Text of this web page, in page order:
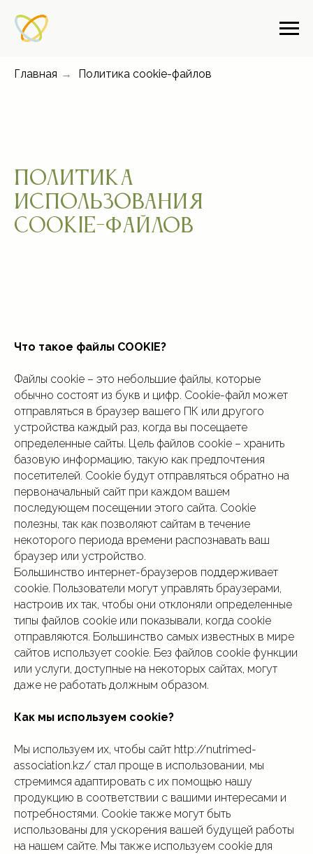
Главная → Политика cookie-файлов
Политика
использования
cookie-файлов
Что такое файлы COOKIE?
Файлы cookie – это небольшие файлы, которые
обычно состоят из букв и цифр. Cookie-файл может
отправляться в браузер вашего ПК или другого
устройства каждый раз, когда вы посещаете
определенные сайты. Цель файлов cookie – хранить
базовую информацию, такую как предпочтения
посетителей. Cookie будут отправляться обратно на
первоначальный сайт при каждом вашем
последующем посещении этого сайта. Cookie
полезны, так как позволяют сайтам в течение
некоторого периода времени распознавать ваш
браузер или устройство.
Большинство интернет-браузеров поддерживает
cookie. Пользователи могут управлять браузерами,
настроив их так, чтобы они отклоняли определенные
типы файлов cookie или показывали, когда cookie
отправляются. Большинство самых известных в мире
сайтов использует cookie. Без файлов cookie функции
или услуги, доступные на некоторых сайтах, могут
даже не работать должным образом.
Как мы используем cookie?
Мы используем их, чтобы сайт http://nutrimed-
association.kz/ стал проще в использовании, мы
стремимся адаптировать с их помощью нашу
продукцию в соответствии с вашими интересами и
потребностями. Cookie также могут быть
использованы для ускорения вашей будущей работы
на нашем сайте. Мы также используем cookie для